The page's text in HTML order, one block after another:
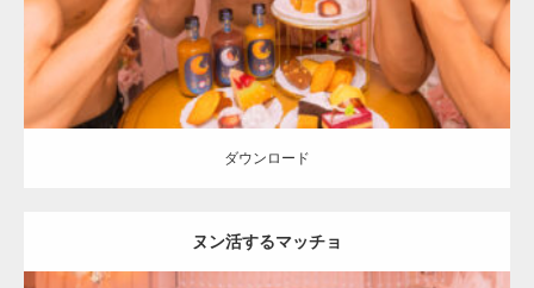
ダウンロード
ヌン活するマッチョ